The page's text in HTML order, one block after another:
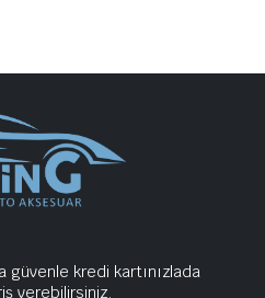
güvenle kredi kartınızlada
verebilirsiniz.